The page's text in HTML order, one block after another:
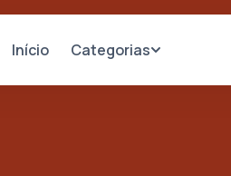
Início Categorias